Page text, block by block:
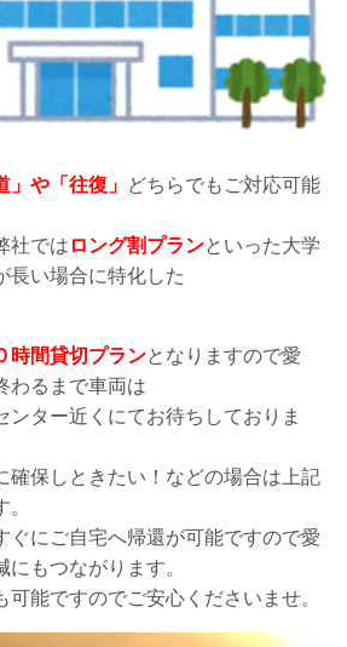
」や「往復」 どちらでもご対応可能
社では ロング割プランといった大学
長い場合に特化した
時間貸切プランとなりますので愛
わるまで車両は
ンター近くにてお待ちしておりま
確保しときたい！などの場合は上記
ぐにご自宅へ帰還が可能ですので愛
もつながります。
能ですのでご安心くださいませ。